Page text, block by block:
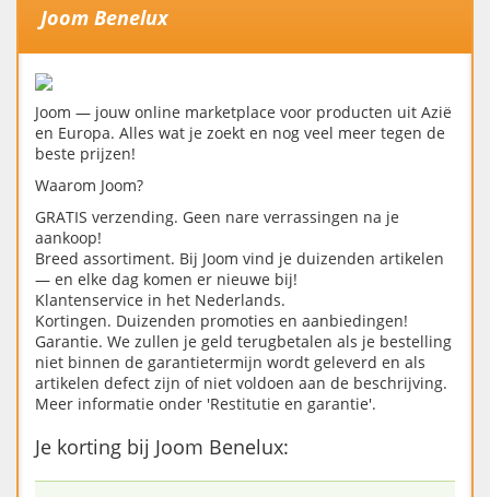
Joom Benelux
Joom — jouw online marketplace voor producten uit Azië
en Europa. Alles wat je zoekt en nog veel meer tegen de
beste prijzen!
Waarom Joom?
GRATIS verzending. Geen nare verrassingen na je
aankoop!
Breed assortiment. Bij Joom vind je duizenden artikelen
— en elke dag komen er nieuwe bij!
Klantenservice in het Nederlands.
Kortingen. Duizenden promoties en aanbiedingen!
Garantie. We zullen je geld terugbetalen als je bestelling
niet binnen de garantietermijn wordt geleverd en als
artikelen defect zijn of niet voldoen aan de beschrijving.
Meer informatie onder 'Restitutie en garantie'.
Je korting bij Joom Benelux: